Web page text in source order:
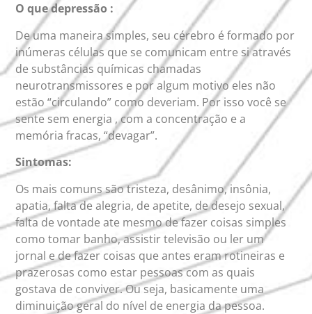
O que depressão :
De uma maneira simples, seu cérebro é formado por
inúmeras células que se comunicam entre si através
de substâncias químicas chamadas
neurotransmissores e por algum motivo eles não
estão “circulando” como deveriam. Por isso você se
sente sem energia , com a concentração e a
memória fracas, “devagar”.
Sintomas:
Os mais comuns são tristeza, desânimo, insônia,
apatia, falta de alegria, de apetite, de desejo sexual,
falta de vontade ate mesmo de fazer coisas simples
como tomar banho, assistir televisão ou ler um
jornal e de fazer coisas que antes eram rotineiras e
prazerosas como estar pessoas com as quais
gostava de conviver. Ou seja, basicamente uma
diminuição geral do nível de energia da pessoa.